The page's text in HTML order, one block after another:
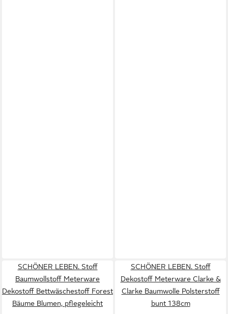
SCHÖNER LEBEN. Stoff
Baumwollstoff Meterware
Dekostoff Bettwäschestoff Forest
Bäume Blumen, pflegeleicht
SCHÖNER LEBEN. Stoff
Dekostoff Meterware Clarke &
Clarke Baumwolle Polsterstoff
bunt 138cm